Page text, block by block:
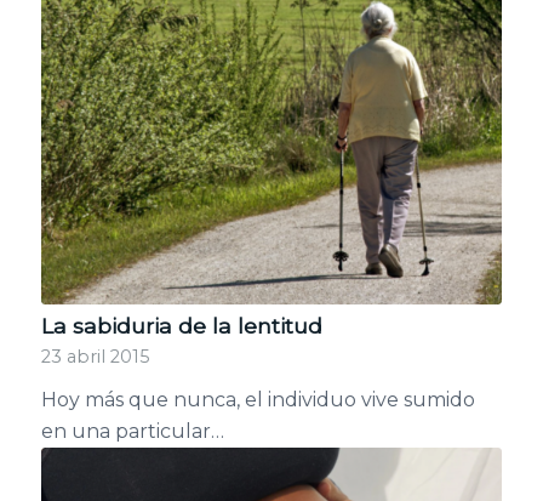
La sabiduria de la lentitud
23 abril 2015
Hoy más que nunca, el individuo vive sumido
en una particular…